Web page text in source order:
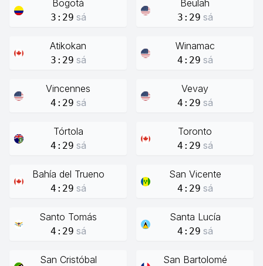
Bogotá
3:29 sá
Beulah
3:29 sá
Atikokan
3:29 sá
Winamac
4:29 sá
Vincennes
4:29 sá
Vevay
4:29 sá
Tórtola
4:29 sá
Toronto
4:29 sá
Bahía del Trueno
4:29 sá
San Vicente
4:29 sá
Santo Tomás
4:29 sá
Santa Lucía
4:29 sá
San Cristóbal San Bartolomé